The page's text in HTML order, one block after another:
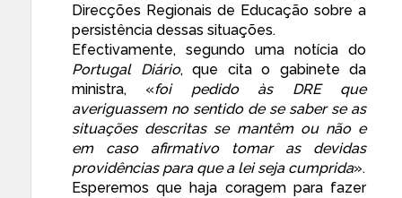
Direcções Regionais de Educação sobre a
persistência dessas situações.
Efectivamente, segundo uma notícia do
Portugal Diário, que cita o gabinete da
ministra, «foi pedido às DRE que
averiguassem no sentido de se saber se as
situações descritas se mantêm ou não e
em caso afirmativo tomar as devidas
providências para que a lei seja cumprida».
Esperemos que haja coragem para fazer